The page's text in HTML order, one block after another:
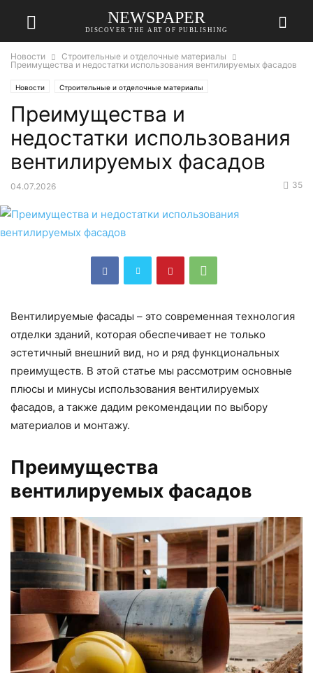
NEWSPAPER
DISCOVER THE ART OF PUBLISHING
Новости
Строительные и отделочные материалы
Преимущества и недостатки использования вентилируемых фасадов
Новости Строительные и отделочные материалы
Преимущества и
недостатки использования
вентилируемых фасадов
04.07.2026 35
Вентилируемые фасады – это современная технология
отделки зданий, которая обеспечивает не только
эстетичный внешний вид, но и ряд функциональных
преимуществ. В этой статье мы рассмотрим основные
плюсы и минусы использования вентилируемых
фасадов, а также дадим рекомендации по выбору
материалов и монтажу.
Преимущества
вентилируемых фасадов